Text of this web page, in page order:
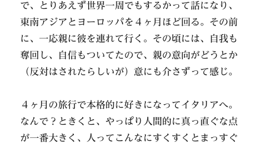
で、とりあえず世界一周でもするかって話になり、
東南アジアとヨーロッパを４ヶ月ほど回る。その前
に、一応親に彼を連れて行く。その頃には、自我も
奪回し、自信もついてたので、親の意向がどうとか
（反対はされたらしいが）意にも介さずって感じ。
４ヶ月の旅行で本格的に好きになってイタリアへ。
なんで？ときくと、やっぱり人間的に真っ直ぐな点
が一番大きく、人ってこんなにすくすくとまっすぐ